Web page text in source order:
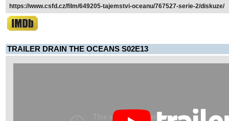
https://www.csfd.cz/film/649205-tajemstvi-oceanu/767527-serie-2/diskuze/
TRAILER DRAIN THE OCEANS S02E13